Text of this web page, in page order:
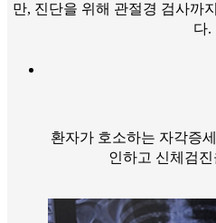
만, 진단을 위해 관절경 검사까
다.
환자가 호소하는 자각증
인하고 신체검